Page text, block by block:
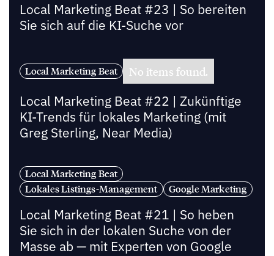
Local Marketing Beat #23 | So bereiten
Sie sich auf die KI-Suche vor
Local Marketing Beat No items found.
Local Marketing Beat #22 | Zukünftige
KI-Trends für lokales Marketing (mit
Greg Sterling, Near Media)
Local Marketing Beat
Lokales Listings-Management
Google Marketing
Local Marketing Beat #21 | So heben
Sie sich in der lokalen Suche von der
Masse ab — mit Experten von Google